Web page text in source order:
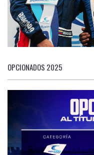
OPCIONADOS 2025